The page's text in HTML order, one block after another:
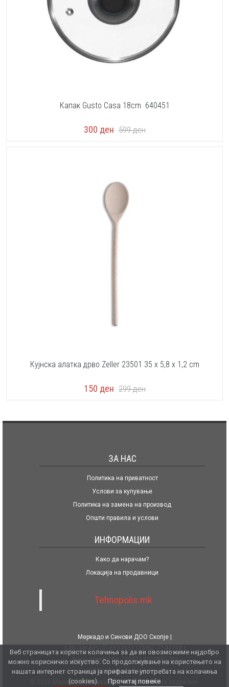
Капак Gusto Casa 18cm 640451
300 ден 599ден
Кујнска алатка дрво Zeller 23501 35 x 5,8 x 1,2 cm
150 ден 299ден
ЗА НАС
Политика на приватност
Услови за купување
Политика на замена на производ
Општи правила и услови
ИНФОРМАЦИИ
Како да нарачам?
Локација на продавници
Tehnopolis.mk
Меркадо и Синови ДОО Скопје
Жиро сметка бр. 270071477080139
Халк Банка АД Скопје
© 2026 Меркадо и Синови ДОО. Сите права се задржани.
Веб страницата користи колачиња за да ви овозможиме најдобро
можно корисничко искуство. Со продолжување на користењето на
нашата интернет страница ја прифаќате употребата на колачиња
(cookies).
Прочитај повеќе